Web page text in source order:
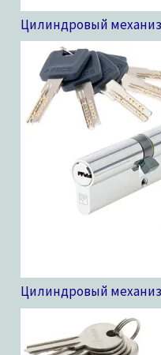
Цилиндровый
Цилиндровый